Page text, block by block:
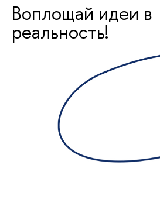
Воплощай идеи в
реальность!